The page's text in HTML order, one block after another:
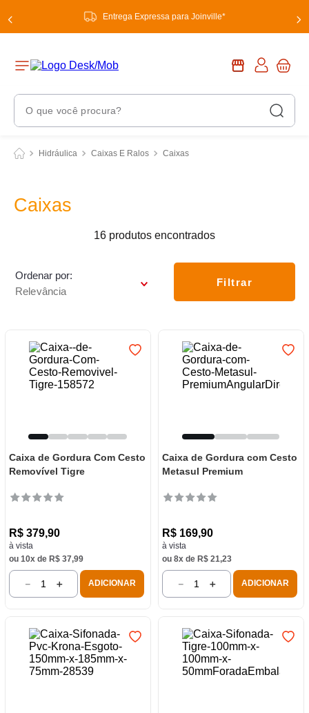
Entrega Expressa para Joinville*
O que você procura?
Hidráulica Caixas E Ralos Caixas
Caixas
16 produtos
Ordenar por
Relevância
Filtrar
Caixa de Gordura Com Cesto
Removível Tigre
R$ 379,90
à vista
ou 10x de R$ 37,99
＋
－ ADICIONAR
Caixa de Gordura com Cesto
Metasul Premium
R$ 169,90
à vista
ou 8x de R$ 21,23
＋
－ ADICIONAR
Termos Mais Buscados
2 º
5º
6º banheiro
8º panelas
9º varal
10º caneca